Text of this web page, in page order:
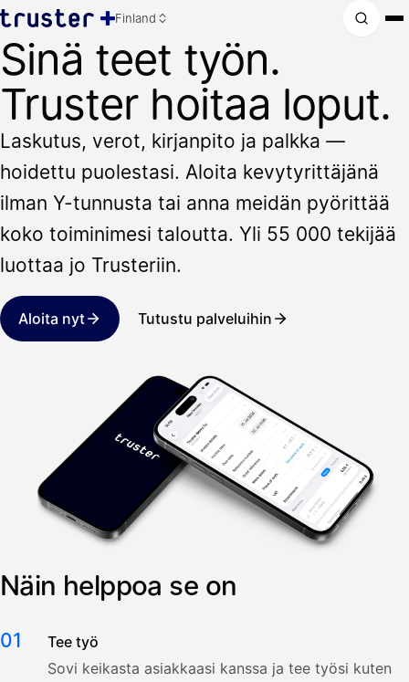
Finland
Sinä teet työn.
Truster hoitaa loput.
Laskutus, verot, kirjanpito ja palkka —
hoidettu puolestasi. Aloita kevytyrittäjänä
ilman Y-tunnusta tai anna meidän pyörittää
koko toiminimesi taloutta. Yli 55 000 tekijää
luottaa jo Trusteriin.
Aloita nyt Tutustu palveluihin
Näin helppoa se on
01
Tee työ
Sovi keikasta asiakkaasi kanssa ja tee työsi kuten